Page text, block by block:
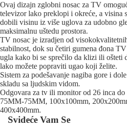
Ovaj dizajn zglobni nosac za TV
televizor lako preklopi i okreće, a visina
dobili visinu iz više uglova za udobno
maksimalnu uštedu prostora.
TV nosac je izradjen od
stabilnost, dok su četiri gumena đona
ugla kako bi se sprečilo da klizi ili ošteti
lako možete popraviti ugao koji želite.
Sistem za podešavanje nagiba gore i
skladu sa ljudskim vidom.
Odgovara za tv ili monitor od 26 inca do
75MM-75MM, 100x100mm,
400x400mm.
Svideće Vam Se